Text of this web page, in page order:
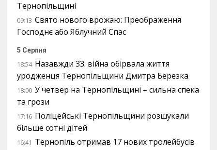
Тернопільщині
09:13 Свято нового врожаю: Преображення
Господнє або Яблучний Спас
5 Серпня
18:54 Назавжди 33: війна обірвала життя
уродженця Тернопільщини Дмитра Березка
18:00 У четвер на Тернопільщині – сильна спека
та грози
17:16 Поліцейські Тернопільщини розшукали
більше сотні дітей
16:41 Тернопіль отримав 17 нових тролейбусів